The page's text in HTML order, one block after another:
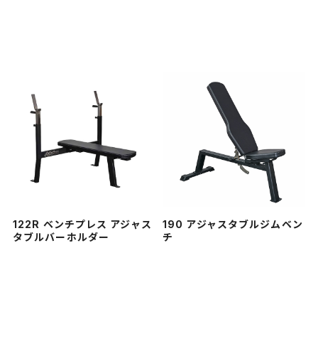
122R ベンチプレス アジャス
タブルバーホルダー
190 アジャスタブルジムベン
チ